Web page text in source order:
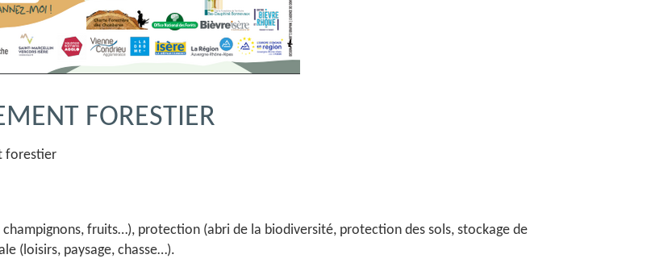
FORESTIER
forestier
fruits…), protection (abri de la biodiversité, protection des sols, stockage de
(loisirs, paysage, chasse…).